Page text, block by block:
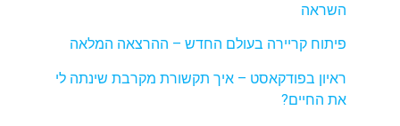
השראה
פיתוח קריירה בעולם החדש – ההרצאה המלאה
ראיון בפודקאסט – איך תקשורת מקרבת שינתה לי
את החיים?